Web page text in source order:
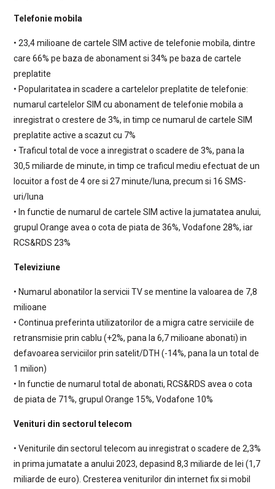
Telefonie mobila
• 23,4 milioane de cartele SIM active de telefonie mobila, dintre
care 66% pe baza de abonament si 34% pe baza de cartele
preplatite
• Popularitatea in scadere a cartelelor preplatite de telefonie:
numarul cartelelor SIM cu abonament de telefonie mobila a
inregistrat o crestere de 3%, in timp ce numarul de cartele SIM
preplatite active a scazut cu 7%
• Traficul total de voce a inregistrat o scadere de 3%, pana la
30,5 miliarde de minute, in timp ce traficul mediu efectuat de un
locuitor a fost de 4 ore si 27 minute/luna, precum si 16 SMS-
uri/luna
• In functie de numarul de cartele SIM active la jumatatea anului,
grupul Orange avea o cota de piata de 36%, Vodafone 28%, iar
RCS&RDS 23%
Televiziune
• Numarul abonatilor la servicii TV se mentine la valoarea de 7,8
milioane
• Continua preferinta utilizatorilor de a migra catre serviciile de
retransmisie prin cablu (+2%, pana la 6,7 milioane abonati) in
defavoarea serviciilor prin satelit/DTH (-14%, pana la un total de
1 milion)
• In functie de numarul total de abonati, RCS&RDS avea o cota
de piata de 71%, grupul Orange 15%, Vodafone 10%
Venituri din sectorul telecom
• Veniturile din sectorul telecom au inregistrat o scadere de 2,3%
in prima jumatate a anului 2023, depasind 8,3 miliarde de lei (1,7
miliarde de euro). Cresterea veniturilor din internet fix si mobil